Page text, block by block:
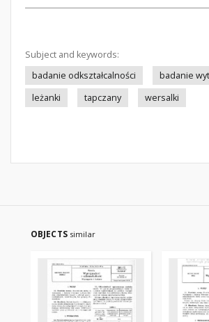
Subject and keywords:
badanie odkształcalności
badanie
leżanki
tapczany wersalki
OBJECTS similar